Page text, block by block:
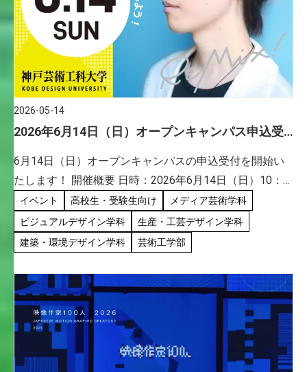
2026-05-14
2026年6月14日（日）オープンキャンパス申込受
6月14日（日）オープンキャンパスの申込受付を開始い
たします！ 開催概要 日時：2026年6月14日（日）10：
00～15：00（受付開始は9：30～）オープンキャンパス
申込みページはこちら 充実のプログラム！見どころ満
[…]
イベント 高校生・受験生向け
メディア芸術学科
ビジュアルデザイン学科
生産・工芸デザイン学科
建築・環境デザイン学科
芸術工学部